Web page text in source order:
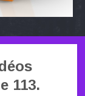
113.